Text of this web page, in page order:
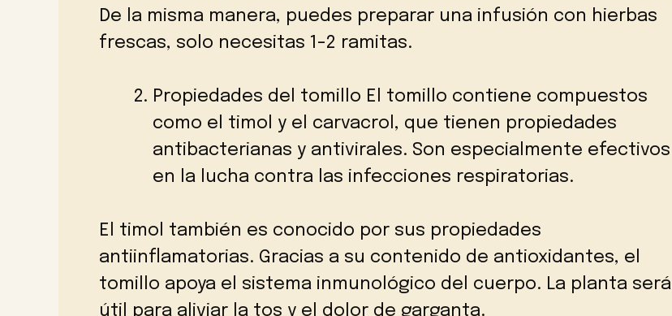
De la misma manera, puedes preparar una infusión con hierbas
frescas, solo necesitas 1-2 ramitas.
Propiedades del tomillo El tomillo contiene compuestos
como el timol y el carvacrol, que tienen propiedades
antibacterianas y antivirales. Son especialmente efectivos
en la lucha contra las infecciones respiratorias.
El timol también es conocido por sus propiedades
antiinflamatorias. Gracias a su contenido de antioxidantes, el
tomillo apoya el sistema inmunológico del cuerpo. La planta será
útil para aliviar la tos y el dolor de garganta.